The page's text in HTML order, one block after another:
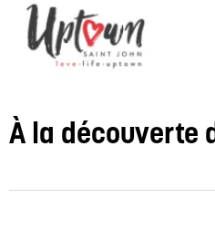
À la découverte